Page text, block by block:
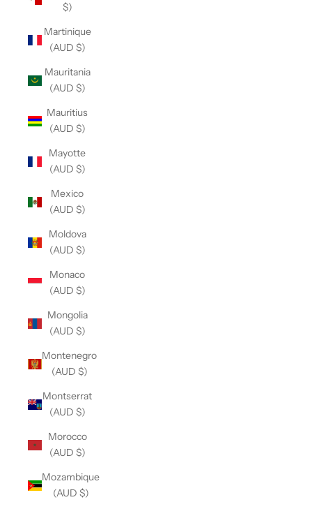
$)
Martinique
(AUD $)
Mauritania
(AUD $)
Mauritius
(AUD $)
Mayotte
(AUD $)
Mexico
(AUD $)
Moldova
(AUD $)
Monaco
(AUD $)
Mongolia
(AUD $)
Montenegro
(AUD $)
Montserrat
(AUD $)
Morocco
(AUD $)
Mozambique
(AUD $)